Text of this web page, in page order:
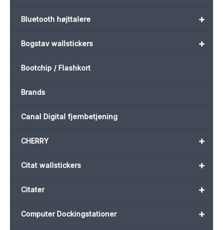
+
Bluetooth højttalere
+
Bogstav wallstickers
Bootchip / Flashkort
Brands
Canal Digital fjernbetjening
+
CHERRY
+
Citat wallstickers
+
Citater
+
Computer Dockingstationer